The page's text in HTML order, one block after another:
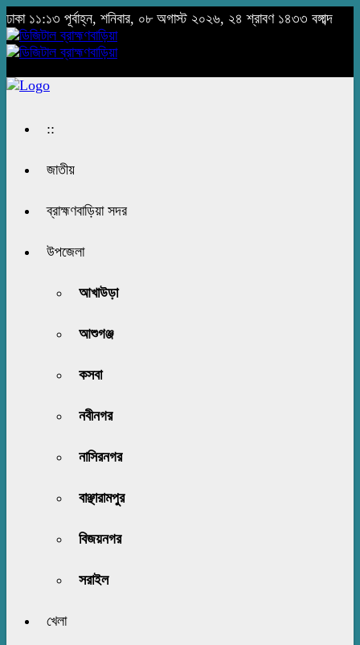
ঢাকা ১১:১৩ পূর্বাহ্ন, শনিবার, ০৮ অগাস্ট ২০২৬, ২৪ শ্রাবণ ১৪৩৩ বঙ্গাব্দ
::
জাতীয়
ব্রাহ্মণবাড়িয়া সদর
উপজেলা
আখাউড়া
আশুগঞ্জ
কসবা
নবীনগর
নাসিরনগর
বাঞ্ছারামপুর
বিজয়নগর
সরাইল
খেলা